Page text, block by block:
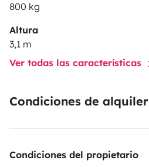
800 kg
Altura
3,1 m
Ver todas las características
Condiciones de alquiler
Condiciones del propietario